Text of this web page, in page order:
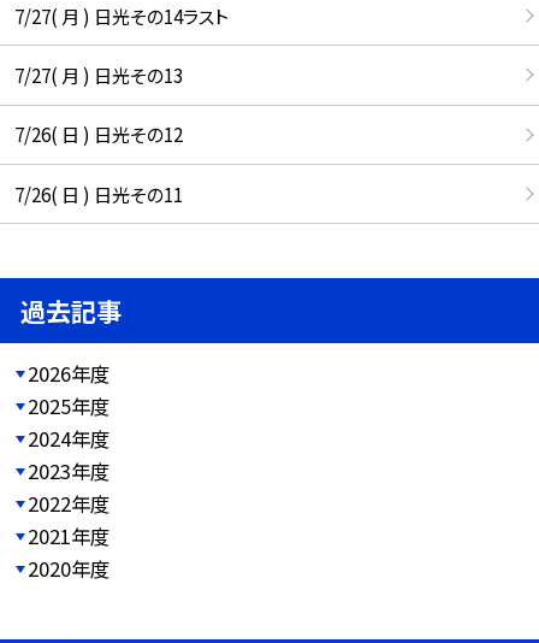
7/27( 月 ) 日光その14ラスト
7/27( 月 ) 日光その13
7/26( 日 ) 日光その12
7/26( 日 ) 日光その11
過去記事
2026年度
2025年度
2024年度
2023年度
2022年度
2021年度
2020年度